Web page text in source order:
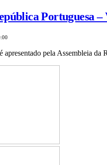
Portuguesa
apresentado pela Assembleia